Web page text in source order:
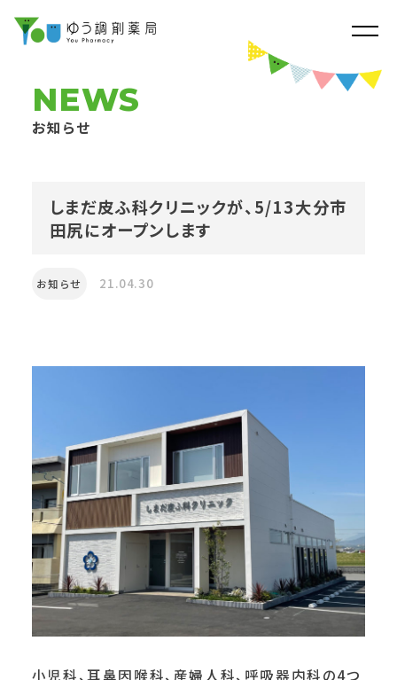
NEWS
お知らせ
しまだ皮ふ科クリニックが、5/13大分市
田尻にオープンします
お知らせ 21.04.30
小児科、耳鼻因喉科、産婦人科、呼吸器内科の4つ